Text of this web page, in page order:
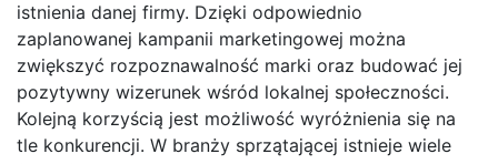
istnienia danej firmy. Dzięki odpowiednio
zaplanowanej kampanii marketingowej można
zwiększyć rozpoznawalność marki oraz budować jej
pozytywny wizerunek wśród lokalnej społeczności.
Kolejną korzyścią jest możliwość wyróżnienia się na
tle konkurencji. W branży sprzątającej istnieje wiele